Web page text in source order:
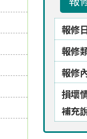
報修
報修
報修
損壞
補充